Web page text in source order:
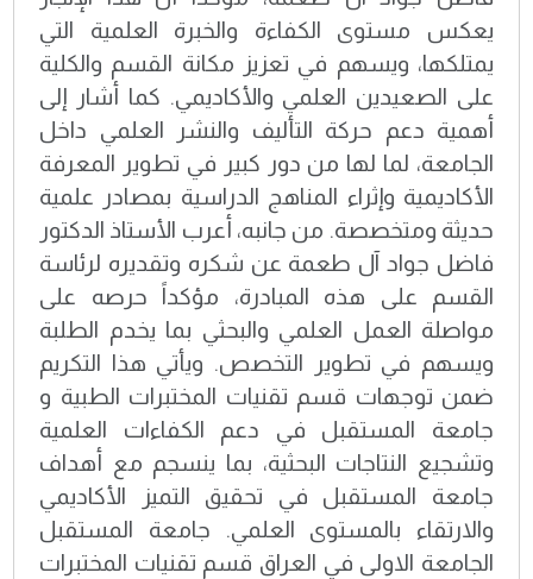
يعكس مستوى الكفاءة والخبرة العلمية التي
يمتلكها، ويسهم في تعزيز مكانة القسم والكلية
على الصعيدين العلمي والأكاديمي. كما أشار إلى
أهمية دعم حركة التأليف والنشر العلمي داخل
الجامعة، لما لها من دور كبير في تطوير المعرفة
الأكاديمية وإثراء المناهج الدراسية بمصادر علمية
حديثة ومتخصصة. من جانبه، أعرب الأستاذ الدكتور
فاضل جواد آل طعمة عن شكره وتقديره لرئاسة
القسم على هذه المبادرة، مؤكداً حرصه على
مواصلة العمل العلمي والبحثي بما يخدم الطلبة
ويسهم في تطوير التخصص. ويأتي هذا التكريم
ضمن توجهات قسم تقنيات المختبرات الطبية و
جامعة المستقبل في دعم الكفاءات العلمية
وتشجيع النتاجات البحثية، بما ينسجم مع أهداف
جامعة المستقبل في تحقيق التميز الأكاديمي
والارتقاء بالمستوى العلمي. جامعة المستقبل
الجامعة الاولى في العراق قسم تقنيات المختبرات